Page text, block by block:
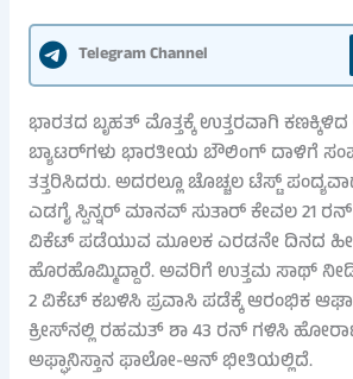
Telegram Channel
ಭಾರತದ ಬೃಹತ್ ಮೊತ್ತಕ್ಕೆ ಉತ್ತರವಾಗಿ ಕಣಕ್ಕಿಳಿದ
ಬ್ಯಾಟರ್‌ಗಳು ಭಾರತೀಯ ಬೌಲಿಂಗ್ ದಾಳಿಗೆ
ತತ್ತರಿಸಿದರು. ಅದರಲ್ಲೂ ಚೊಚ್ಚಲ ಟೆಸ್ಟ್
ಎಡಗೈ ಸ್ಪಿನ್ನರ್ ಮಾನವ್ ಸುತಾರ್ ಕೇವಲ 21
ವಿಕೆಟ್ ಪಡೆಯುವ ಮೂಲಕ ಎರಡನೇ ದಿನದ
ಹೊರಹೊಮ್ಮಿದ್ದಾರೆ. ಅವರಿಗೆ ಉತ್ತಮ ಸಾಥ್
2 ವಿಕೆಟ್ ಕಬಳಿಸಿ ಪ್ರವಾಸಿ ಪಡೆಕ್ಕೆ ಆರಂಭಿಕ ಆಘಾತ
ಕ್ರೀಸ್‌ನಲ್ಲಿ ರಹಮತ್ ಶಾ 43 ರನ್ ಗಳಿಸಿ ಹೋರಾಟ
ಅಫ್ಘಾನಿಸ್ತಾನ ಫಾಲೋ-ಆನ್ ಭೀತಿಯಲ್ಲಿದೆ.